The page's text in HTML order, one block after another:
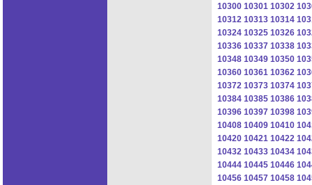
10300 10301 10302
10312 10313 10314
10324 10325 10326
10336 10337 10338
10348 10349 10350
10360 10361 10362
10372 10373 10374
10384 10385 10386
10396 10397 10398
10408 10409 10410
10420 10421 10422
10432 10433 10434
10444 10445 10446
10456 10457 10458